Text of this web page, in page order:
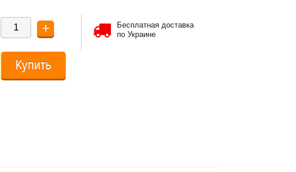
+
Купить
Бесплатная доставка
по Украине